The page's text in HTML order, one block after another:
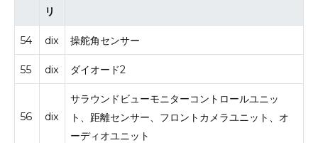
リ
54 dix 操舵角センサー
55 dix ダイオード2
56 dix
サラウンドビューモニターコントロールユニッ
ト、距離センサー、フロントカメラユニット、オ
ーディオユニット